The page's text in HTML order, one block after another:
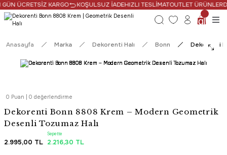
ÜCRETSİZ KARGO KOŞULSUZ İADEHIZLI TESLİMATOUTLET
Anasayfa Marka Dekorenti Halı Bonn Dekorenti
0 Puan | 0 değerlendirme
Dekorenti Bonn 8808 Krem – Modern Geometrik
Desenli Tozumaz Halı
2.995,00 TL
Sepette
2.216,30 TL